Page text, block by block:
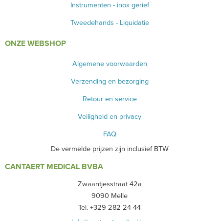
Instrumenten - inox gerief
Tweedehands - Liquidatie
ONZE WEBSHOP
Algemene voorwaarden
Verzending en bezorging
Retour en service
Veiligheid en privacy
FAQ
De vermelde prijzen zijn inclusief BTW
CANTAERT MEDICAL BVBA
Zwaantjesstraat 42a
9090 Melle
Tel. +329 282 24 44